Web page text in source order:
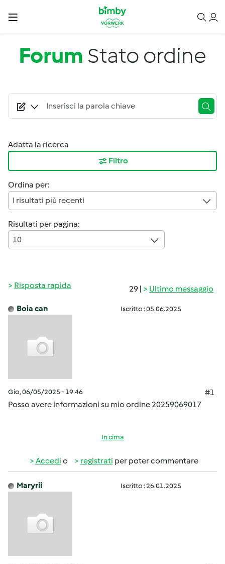
Salta al contenuto principale
Forum Stato ordine
Adatta la ricerca
Filtro
Ordina per:
I risultati più recenti
Risultati per pagina:
10
29 | Ultimo messaggio
Risposta rapida
Boia can Iscritto : 05.06.2025
Gio, 06/05/2025 - 19:46
#1
Posso avere informazioni su mio ordine 20259069017
In cima
Accedi o registrati per poter commentare
Maryrii Iscritto : 26.01.2025